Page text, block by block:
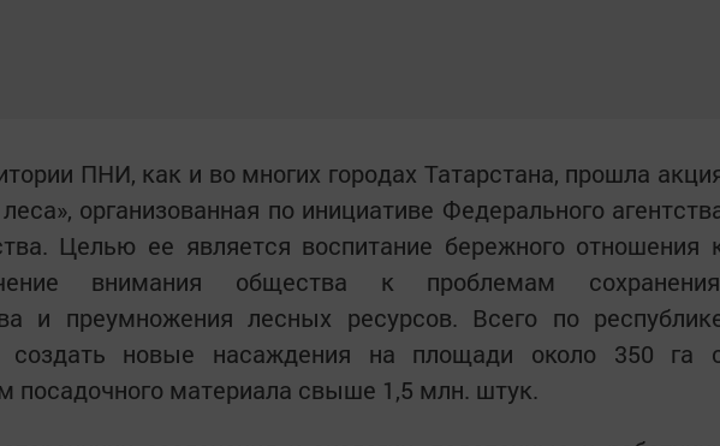
ПНИ, как и во многих городах Татарстана, прошла
организованная по инициативе Федерального
Целью ее является воспитание бережного отношения
внимания общества к проблемам
и преумножения лесных ресурсов. Всего по
создать новые насаждения на площади около 350 га
посадочного материала свыше 1,5 млн. штук.